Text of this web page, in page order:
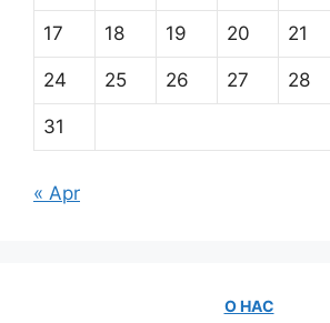
17 18 19 20 21
24 25 26 27 28
31
« Apr
О НАС